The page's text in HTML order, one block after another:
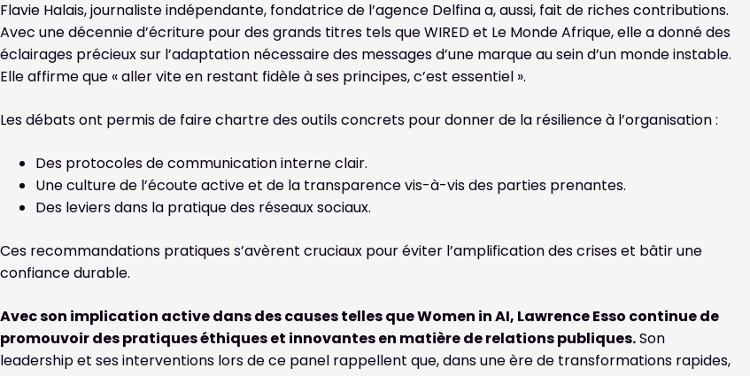
Flavie Halais, journaliste indépendante, fondatrice de l’agence Delfina a, aussi, fait de riches contributions.
Avec une décennie d’écriture pour des grands titres tels que WIRED et Le Monde Afrique, elle a donné des
éclairages précieux sur l’adaptation nécessaire des messages d’une marque au sein d’un monde instable.
Elle affirme que « aller vite en restant fidèle à ses principes, c’est essentiel ».
Les débats ont permis de faire chartre des outils concrets pour donner de la résilience à l’organisation :
Des protocoles de communication interne clair.
Une culture de l’écoute active et de la transparence vis-à-vis des parties prenantes.
Des leviers dans la pratique des réseaux sociaux.
Ces recommandations pratiques s’avèrent cruciaux pour éviter l’amplification des crises et bâtir une
confiance durable.
Avec son implication active dans des causes telles que Women in AI, Lawrence Esso continue de
promouvoir des pratiques éthiques et innovantes en matière de relations publiques.Son
leadership et ses interventions lors de ce panel rappellent que, dans une ère de transformations rapides,